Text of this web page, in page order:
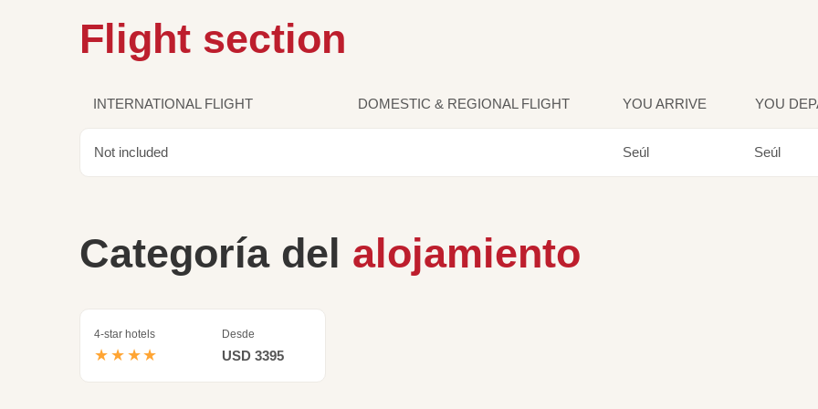
Flight section
INTERNATIONAL FLIGHT DOMESTIC & REGIONAL FLIGHT YOU ARRIVE YOU
Not included Seúl Seúl
Categoría del alojamiento
4-star hotels
★★★★
Desde
USD 3395